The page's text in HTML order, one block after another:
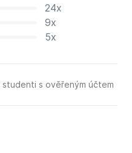
24x
9x
5x
s ověřeným účtem